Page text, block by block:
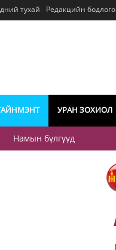
тухай Редакцийн бодлого
УРАН ЗОХИОЛ
Намын бүлгүүд